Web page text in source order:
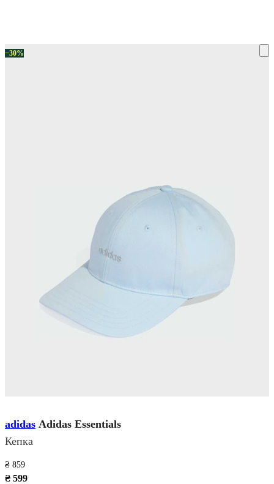
−30%
adidas Adidas Essentials
Кепка
₴ 859
₴ 599